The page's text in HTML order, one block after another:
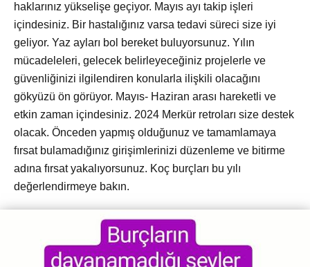
haklarınız yükselişe geçiyor. Mayıs ayı takip işleri
içindesiniz. Bir hastalığınız varsa tedavi süreci size iyi
geliyor. Yaz ayları bol bereket buluyorsunuz. Yılın
mücadeleleri, gelecek belirleyeceğiniz projelerle ve
güvenliğinizi ilgilendiren konularla ilişkili olacağını
gökyüzü ön görüyor. Mayıs- Haziran arası hareketli ve
etkin zaman içindesiniz. 2024 Merkür retroları size destek
olacak. Önceden yapmış olduğunuz ve tamamlamaya
fırsat bulamadığınız girişimlerinizi düzenleme ve bitirme
adına fırsat yakalıyorsunuz. Koç burçları bu yılı
değerlendirmeye bakın.